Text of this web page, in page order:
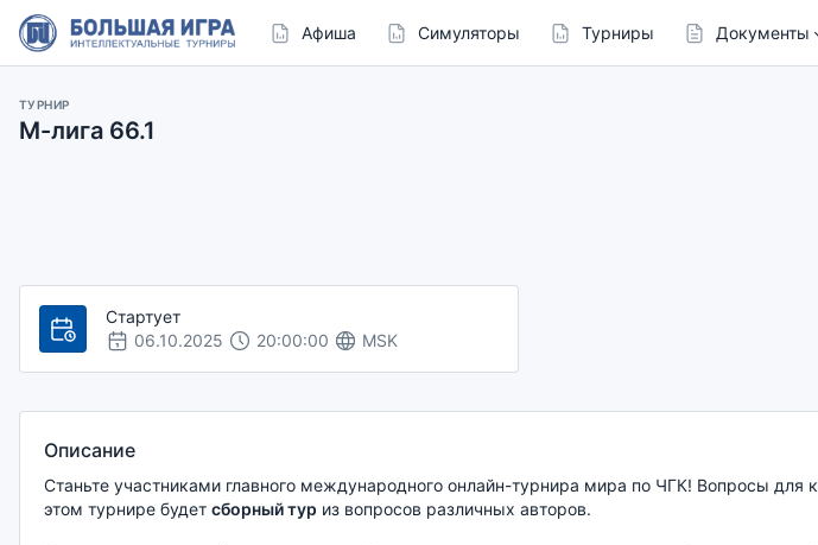
Афиша Симуляторы Турниры Документы
ТУРНИР
М-лига 66.1
Стартует
06.10.2025
20:00:00 MSK
Описание
Станьте участниками главного международного онлайн-турнира мира по ЧГК! Вопросы для
этом турнире будет сборный тур из вопросов различных авторов.